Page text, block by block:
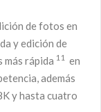
de fotos en
y edición de
más rápida 11
en
además
y hasta cuatro